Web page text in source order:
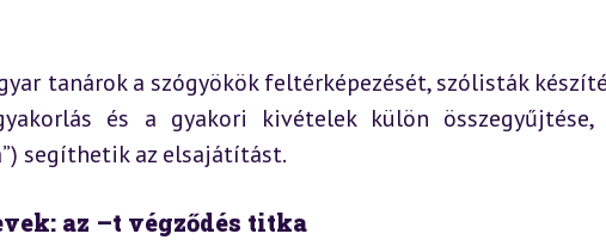
tanárok a szógyökök feltérképezését, szólisták
és a gyakori kivételek külön összegyűjtése,
segíthetik az elsajátítást.
az –t végződés titka